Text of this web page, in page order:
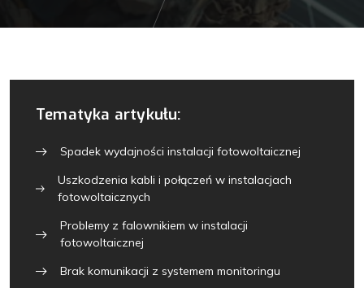
Tematyka artykułu:
Spadek wydajności instalacji fotowoltaicznej
Uszkodzenia kabli i połączeń w instalacjach
fotowoltaicznych
Problemy z falownikiem w instalacji
fotowoltaicznej
Brak komunikacji z systemem monitoringu